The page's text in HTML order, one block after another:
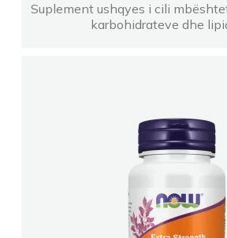
Suplement ushqyes i cili
karbohidrateve dhe